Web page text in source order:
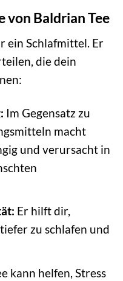
Baldrian Tee
ein Schlafmittel. Er
die dein
Im Gegensatz zu
macht
und verursacht in
Er hilft dir,
zu schlafen und
kann helfen, Stress